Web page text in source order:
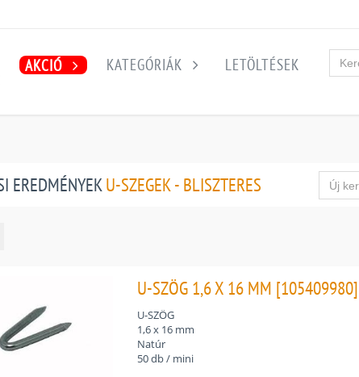
AKCIÓ KATEGÓRIÁK LETÖLTÉSEK
EREDMÉNYEKU-SZEGEK - BLISZTERES
U-SZÖG 1,6 X 16 MM [105409980]
U-SZÖG
1,6 x 16 mm
Natúr
50 db / mini